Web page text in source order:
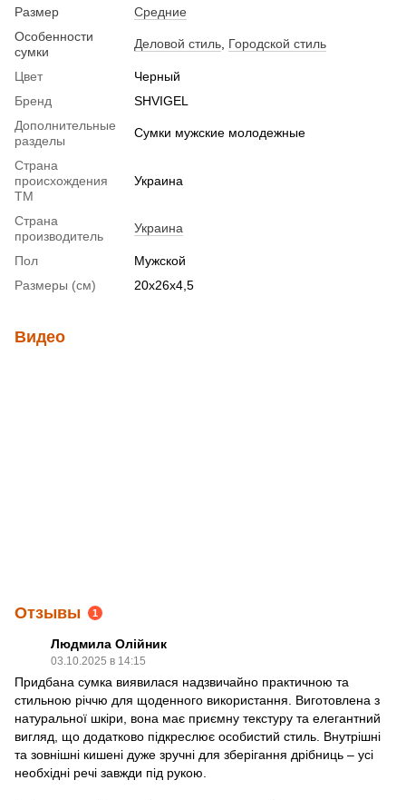
Размер
Средние
Особенности
сумки
Деловой стиль Городской стиль
Цвет
Черный
Бренд
SHVIGEL
Дополнительные
разделы
Сумки мужские молодежные
Страна
происхождения
ТМ
Украина
Страна
производитель
Украина
Пол
Мужской
Размеры (см)
20х26х4,5
Видео
Отзывы 1
Людмила Олійник
03.10.2025 в 14:15
Придбана сумка виявилася надзвичайно практичною та
стильною річчю для щоденного використання. Виготовлена з
натуральної шкіри, вона має приємну текстуру та елегантний
вигляд, що додатково підкреслює особистий стиль. Внутрішні
та зовнішні кишені дуже зручні для зберігання дрібниць – усі
необхідні речі завжди під рукою.